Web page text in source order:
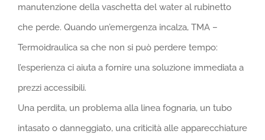
manutenzione della vaschetta del water al rubinetto
che perde. Quando un’emergenza incalza, TMA –
Termoidraulica sa che non si può perdere tempo:
l’esperienza ci aiuta a fornire una soluzione immediata a
prezzi accessibili.
Una perdita, un problema alla linea fognaria, un tubo
intasato o danneggiato, una criticità alle apparecchiature